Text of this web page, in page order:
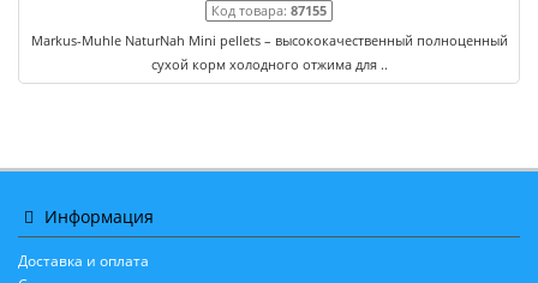
Код товара: 87155
Markus-Muhle NaturNah Mini pellets – высококачественный полноценный
сухой корм холодного отжима для ..
Информация
Доставка и оплата